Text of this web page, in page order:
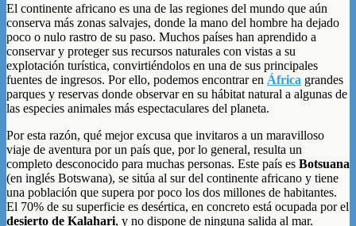
El continente africano es una de las regiones del mundo que aún
conserva más zonas salvajes, donde la mano del hombre ha dejado
poco o nulo rastro de su paso. Muchos países han aprendido a
conservar y proteger sus recursos naturales con vistas a su
explotación turística, convirtiéndolos en una de sus principales
fuentes de ingresos. Por ello, podemos encontrar en África grandes
parques y reservas donde observar en su hábitat natural a algunas de
las especies animales más espectaculares del planeta.
Por esta razón, qué mejor excusa que invitaros a un maravilloso
viaje de aventura por un país que, por lo general, resulta un
completo desconocido para muchas personas. Este país es Botsuana
(en inglés Botswana), se sitúa al sur del continente africano y tiene
una población que supera por poco los dos millones de habitantes.
El 70% de su superficie es desértica, en concreto está ocupada por el
desierto de Kalahari, y no dispone de ninguna salida al mar.